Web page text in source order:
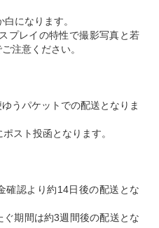
になります。
プレイの特性で撮影写真と若
注意ください。
うパケットでの配送となりま
スト投函となります。
確認より約14日後の配送とな
期間は約3週間後の配送とな